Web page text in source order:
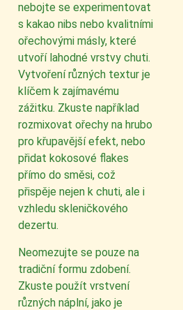
nebojte se experimentovat
s kakao nibs nebo kvalitními
ořechovými másly, které
utvoří lahodné vrstvy chuti.
Vytvoření různých textur je
klíčem k zajímavému
zážitku. Zkuste například
rozmixovat ořechy na hrubo
pro křupavější efekt, nebo
přidat kokosové flakes
přímo do směsi, což
přispěje nejen k chuti, ale i
vzhledu skleničkového
dezertu.
Neomezujte se pouze na
tradiční formu zdobení.
Zkuste použít vrstvení
různých náplní, jako je